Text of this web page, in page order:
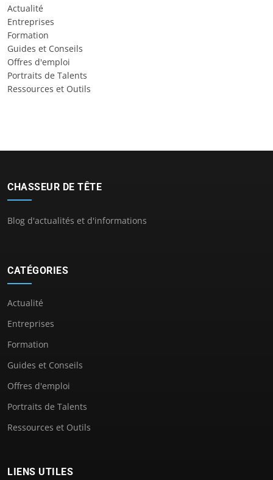
Actualité
Entreprises
Formation
Guides et Conseils
Offres d'emploi
Portraits de Talents
Ressources et Outils
CHASSEUR DE TÊTE
Blog d'actualités et d'informations
CATÉGORIES
Actualité
Entreprises
Formation
Guides et Conseils
Offres d'emploi
Portraits de Talents
Ressources et Outils
LIENS UTILES